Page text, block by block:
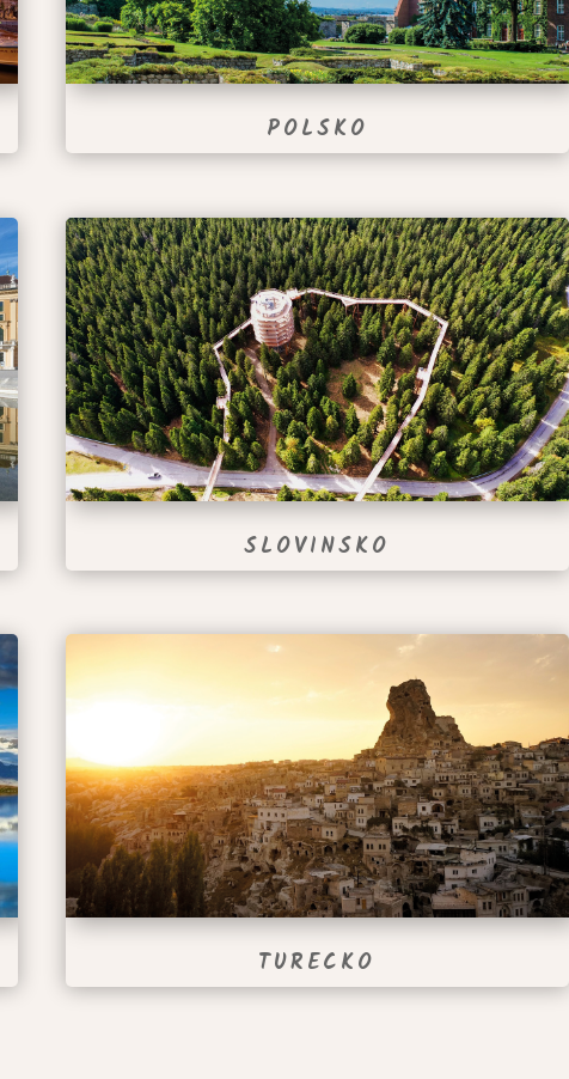
POLSKO
SLOVINSKO
TURECKO